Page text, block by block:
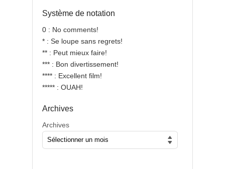
Système de notation
0 : No comments!
* : Se loupe sans regrets!
** : Peut mieux faire!
*** : Bon divertissement!
**** : Excellent film!
***** : OUAH!
Archives
Archives